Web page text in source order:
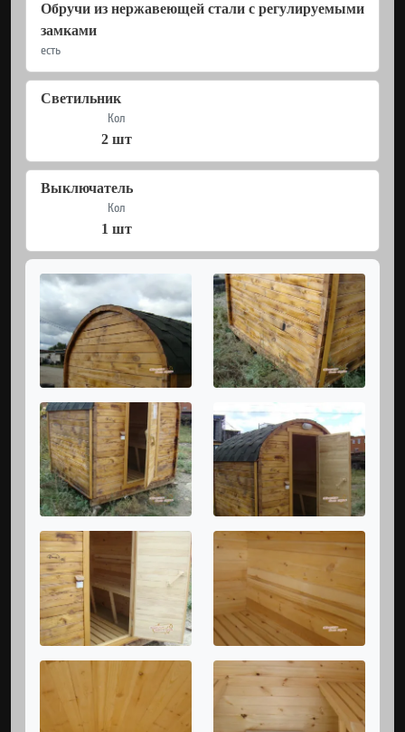
Обручи из нержавеющей стали с регулируемыми
замками
есть
Светильник
Кол
2 шт
Выключатель
Кол
1 шт